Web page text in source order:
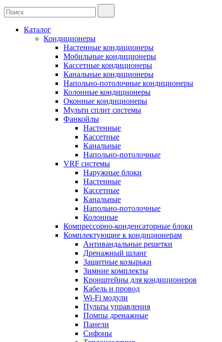
Каталог
Кондиционеры
Настенные кондиционеры
Мобильные кондиционеры
Кассетные кондиционеры
Канальные кондиционеры
Напольно-потолочные кондиционеры
Колонные кондиционеры
Оконные кондиционеры
Мульти сплит системы
Фанкойлы
Настенные
Кассетные
Канальные
Напольно-потолочные
VRF системы
Наружные блоки
Настенные
Кассетные
Канальные
Напольно-потолочные
Колонные
Компрессорно-конденсаторные блоки
Комплектующие к кондиционерам
Антивандальные решетки
Дренажный шланг
Защитные козырьки
Зимние комплекты
Кронштейны для кондиционеров
Кабель и провод
Wi-Fi модули
Пульты управления
Помпы дренажные
Панели
Сифоны